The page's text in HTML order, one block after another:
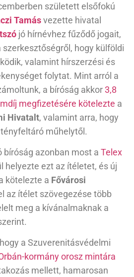
született elsőfokú
Tamásvezette hivatal
jó hírnévhez fűződő jogait,
hogy külföldi
valamint hírszerzési és
folytat. Mint arról a
a bíróság akkor3,8
megfizetésére kötelezte a
Hivatalt, valamint arra, hogy
műhelytől.
bíróság azonban most a Telex
helyezte ezt az ítéletet, és új
kötelezte a Fővárosi
az ítélet szövegezése több
meg a kívánalmaknak a
a Szuverenitásvédelmi
kormány orosz mintára
mellett, hamarosan